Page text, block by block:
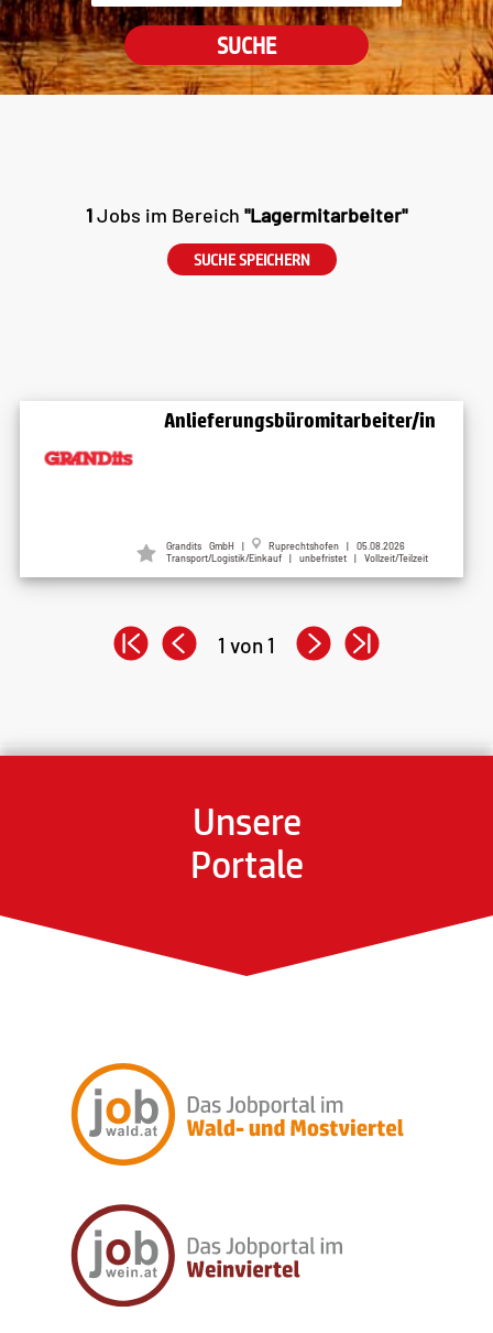
SUCHE
1Jobs im Bereich "Lagermitarbeiter"
SUCHE SPEICHERN
Anlieferungsbüromitarbeiter/in
Grandits GmbH |
Ruprechtshofen | 05.08.2026
Transport/Logistik/Einkauf | unbefristet | Vollzeit/Teilzeit
1 von 1
Unsere
Portale